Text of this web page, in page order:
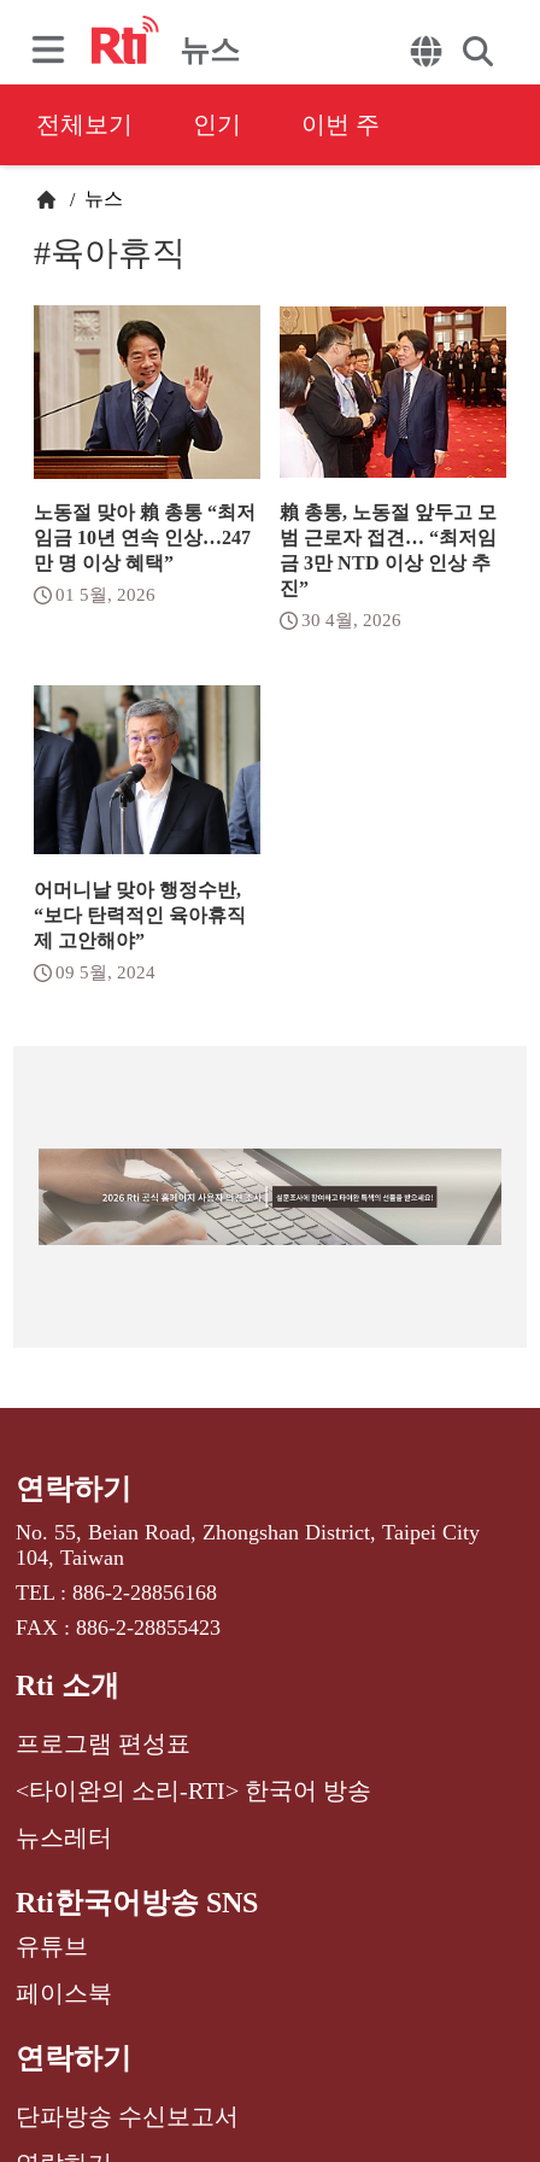
뉴스
전체보기 인기 이번 주
/ 뉴스
#육아휴직
노동절 맞아 賴 총통 “최저
임금 10년 연속 인상…247
만 명 이상 혜택”
01 5월, 2026
賴 총통, 노동절 앞두고 모
범 근로자 접견… “최저임
금 3만 NTD 이상 인상 추
진”
30 4월, 2026
어머니날 맞아 행정수반,
“보다 탄력적인 육아휴직
제 고안해야”
09 5월, 2024
연락하기
No. 55, Beian Road, Zhongshan District, Taipei City
104, Taiwan
TEL : 886-2-28856168
FAX : 886-2-28855423
Rti 소개
프로그램 편성표
<타이완의 소리-RTI> 한국어 방송
뉴스레터
Rti한국어방송 SNS
유튜브
페이스북
연락하기
단파방송 수신보고서